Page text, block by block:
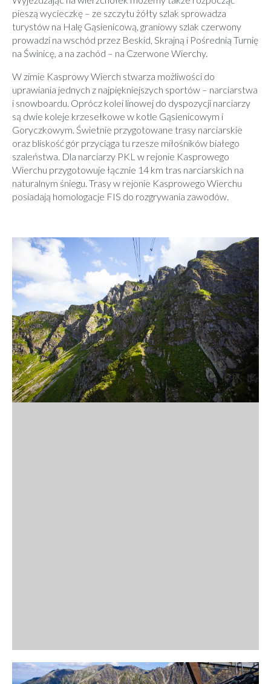
pieszą wycieczkę – ze szczytu żółty szlak sprowadza
turystów na Halę Gąsienicową, graniowy szlak czerwony
prowadzi na wschód przez Beskid, Skrajną i Pośrednią Turnię
na Świnicę, a na zachód – na Czerwone Wierchy.
W zimie Kasprowy Wierch stwarza możliwości do
uprawiania jednych z najpiękniejszych sportów – narciarstwa
i snowboardu. Oprócz kolei linowej do dyspozycji narciarzy
są dwie koleje krzesełkowe w kotle Gąsienicowym i
Goryczkowym. Świetnie przygotowane trasy narciarskie
oraz bliskość gór przyciąga tu rzesze miłośników białego
szaleństwa. Dla narciarzy PKL w rejonie Kasprowego
Wierchu przygotowuje łącznie 14 km tras narciarskich na
naturalnym śniegu. Trasy w rejonie Kasprowego Wierchu
posiadają homologacje FIS do rozgrywania zawodów.